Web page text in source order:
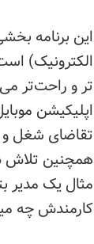
الکترونیک)
تر و راحت‌تر
اپلیکیشن
تقاضای شغل و
همچنین تلاش
مثال یک مدیر
کارمندش چه